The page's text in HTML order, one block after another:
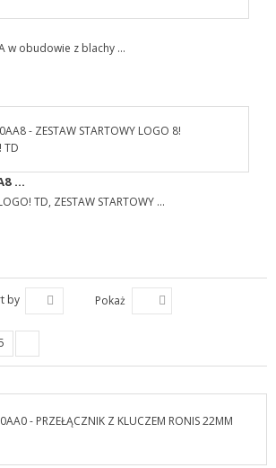
w obudowie z blachy ...
...
TD, ZESTAW STARTOWY ...
by Pokaż